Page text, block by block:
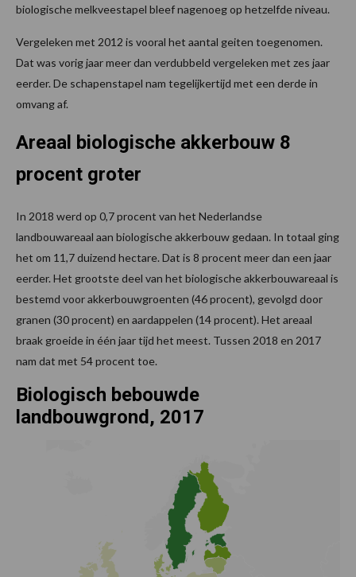
biologische melkveestapel bleef nagenoeg op hetzelfde niveau.
Vergeleken met 2012 is vooral het aantal geiten toegenomen.
Dat was vorig jaar meer dan verdubbeld vergeleken met zes jaar
eerder. De schapenstapel nam tegelijkertijd met een derde in
omvang af.
Areaal biologische akkerbouw 8
procent groter
In 2018 werd op 0,7 procent van het Nederlandse
landbouwareaal aan biologische akkerbouw gedaan. In totaal ging
het om 11,7 duizend hectare. Dat is 8 procent meer dan een jaar
eerder. Het grootste deel van het biologische akkerbouwareaal is
bestemd voor akkerbouwgroenten (46 procent), gevolgd door
granen (30 procent) en aardappelen (14 procent). Het areaal
braak groeide in één jaar tijd het meest. Tussen 2018 en 2017
nam dat met 54 procent toe.
Biologisch bebouwde
landbouwgrond, 2017